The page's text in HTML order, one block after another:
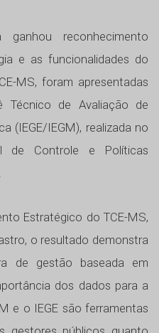
reconhecimento
e as funcionalidades do
MS, foram apresentadas
Técnico de Avaliação de
(IEGE/IEGM), realizada no
de Controle e Políticas
Estratégico do TCE-MS,
o resultado demonstra
de gestão baseada em
dos dados para a
e o IEGE são ferramentas